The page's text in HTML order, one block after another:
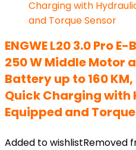
ENGWE L20 3.0 Pro
250 W Middle Motor
Battery up to 160
Quick Charging with
Equipped and
Added to wishlistRemoved